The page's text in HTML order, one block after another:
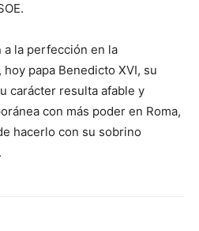
a la perfección en la
papa Benedicto XVI, su
carácter resulta afable y
con más poder en Roma,
hacerlo con su sobrino